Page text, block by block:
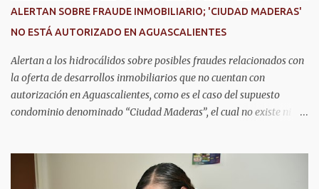
infraestructura tecnológica de vanguardia y los modelos
innovadores de coordinación institucional que distinguen al C5i de
Aguascalientes, posicionándose como un referente nacional en
materia de atención de emergencias. "Bajo el liderazgo de la
goberna...
ALERTAN SOBRE FRAUDE INMOBILIARIO; 'CIUDAD MADERAS'
NO ESTÁ AUTORIZADO EN AGUASCALIENTES
Alertan a los hidrocálidos sobre posibles fraudes relacionados con
la oferta de desarrollos inmobiliarios que no cuentan con
autorización en Aguascalientes, como es el caso del supuesto
condominio denominado “Ciudad Maderas”, el cual no existe ni
Municipal. Explicó que dicho desarrollo corresponde a otro
estado, específicamente Jalisco, por lo que la promoción de